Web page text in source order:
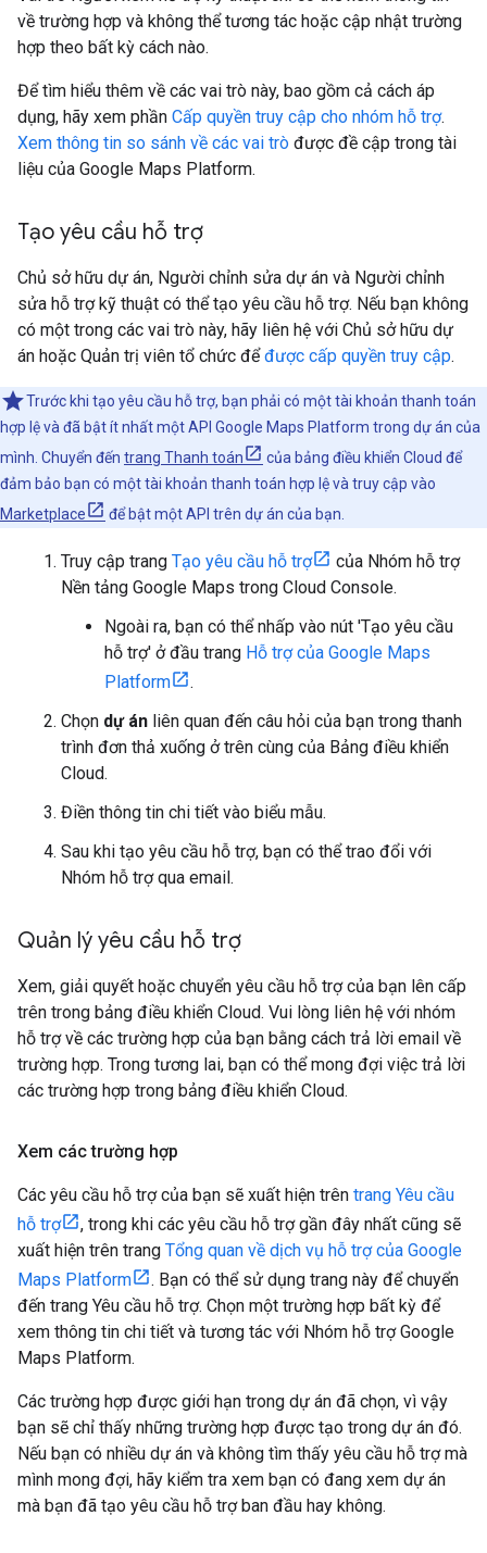
về trường hợp và không thể tương tác hoặc cập nhật trường
hợp theo bất kỳ cách nào.
Để tìm hiểu thêm về các vai trò này, bao gồm cả cách áp
dụng, hãy xem phần Cấp quyền truy cập cho nhóm hỗ trợ.
Xem thông tin so sánh về các vai trò được đề cập trong tài
liệu của Google Maps Platform.
Tạo yêu cầu hỗ trợ
Chủ sở hữu dự án, Người chỉnh sửa dự án và Người chỉnh
sửa hỗ trợ kỹ thuật có thể tạo yêu cầu hỗ trợ. Nếu bạn không
có một trong các vai trò này, hãy liên hệ với Chủ sở hữu dự
án hoặc Quản trị viên tổ chức đểđược cấp quyền truy cập.
Trước khi tạo yêu cầu hỗ trợ, bạn phải có một tài khoản thanh toán
hợp lệ và đã bật ít nhất một API Google Maps Platform trong dự án của
mình. Chuyển đến trang Thanh toán
của bảng điều khiển Cloud để
đảm bảo bạn có một tài khoản thanh toán hợp lệ và truy cập vào
Marketplace
để bật một API trên dự án của bạn.
Truy cập trang Tạo yêu cầu hỗ trợ
của Nhóm hỗ trợ
Nền tảng Google Maps trong Cloud Console.
Ngoài ra, bạn có thể nhấp vào nút 'Tạo yêu cầu
hỗ trợ' ở đầu trang Hỗ trợ của Google Maps
Platform
.
Chọn dự án liên quan đến câu hỏi của bạn trong thanh
trình đơn thả xuống ở trên cùng của Bảng điều khiển
Cloud.
Điền thông tin chi tiết vào biểu mẫu.
Sau khi tạo yêu cầu hỗ trợ, bạn có thể trao đổi với
Nhóm hỗ trợ qua email.
Quản lý yêu cầu hỗ trợ
Xem, giải quyết hoặc chuyển yêu cầu hỗ trợ của bạn lên cấp
trên trong bảng điều khiển Cloud. Vui lòng liên hệ với nhóm
hỗ trợ về các trường hợp của bạn bằng cách trả lời email về
trường hợp. Trong tương lai, bạn có thể mong đợi việc trả lời
các trường hợp trong bảng điều khiển Cloud.
Xem các trường hợp
Các yêu cầu hỗ trợ của bạn sẽ xuất hiện trên trang Yêu cầu
hỗ trợ
, trong khi các yêu cầu hỗ trợ gần đây nhất cũng sẽ
xuất hiện trên trang Tổng quan về dịch vụ hỗ trợ của Google
Maps Platform
. Bạn có thể sử dụng trang này để chuyển
đến trang Yêu cầu hỗ trợ. Chọn một trường hợp bất kỳ để
xem thông tin chi tiết và tương tác với Nhóm hỗ trợ Google
Maps Platform.
Các trường hợp được giới hạn trong dự án đã chọn, vì vậy
bạn sẽ chỉ thấy những trường hợp được tạo trong dự án đó.
Nếu bạn có nhiều dự án và không tìm thấy yêu cầu hỗ trợ mà
mình mong đợi, hãy kiểm tra xem bạn có đang xem dự án
mà bạn đã tạo yêu cầu hỗ trợ ban đầu hay không.